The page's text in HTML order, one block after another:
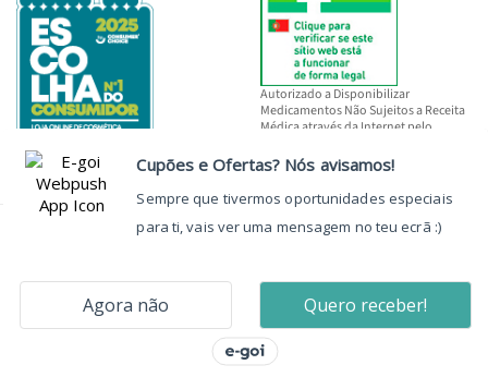
Autorizado a Disponibilizar
Medicamentos Não Sujeitos a Receita
Médica através da Internet pelo